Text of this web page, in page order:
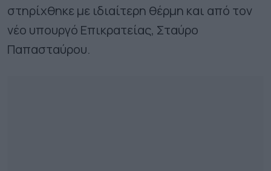
στηρίχθηκε με ιδιαίτερη θέρμη και από τον
νέο υπουργό Επικρατείας, Σταύρο
Παπασταύρου.